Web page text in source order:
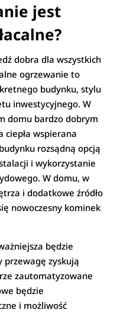
jest
dobra dla wszystkich
ogrzewanie to
budynku, stylu
inwestycyjnego. W
domu bardzo dobrym
ciepła wspierana
rozsądną opcją
i wykorzystanie
W domu, w
i dodatkowe źródło
nowoczesny kominek
będzie
przewagę zyskują
zautomatyzowane
będzie
i możliwość